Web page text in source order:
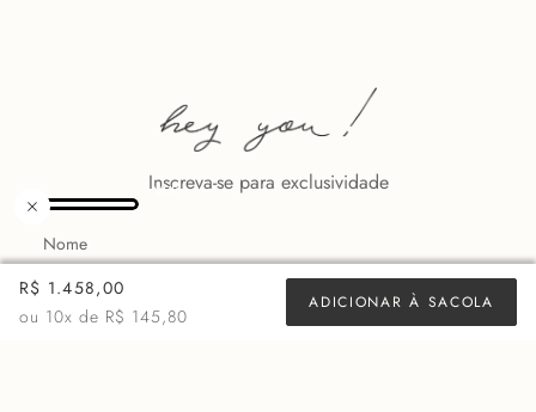
Inscreva-se para exclusividade
R$ 1.458,00
ou 10x de R$ 145,80
ADICIONAR À SACOLA